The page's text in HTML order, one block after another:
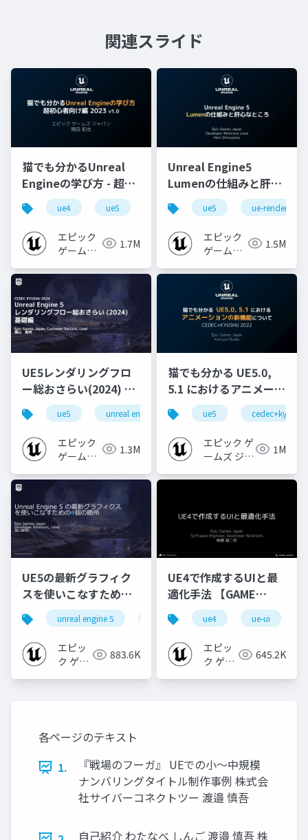
関連スライド
猫でも分かるUnreal
Engineの学び方 - 超初
心者向け編 - 2023 v1.0
ue4 ue5 ue-beginner
エピック
ゲームズ
1.7M
Unreal Engine5
Lumenの仕組みと肝心
なところ
ue5 ue-rendering
エピック
ゲームズ
1.5M
UE5レンダリングフロ
ー総おさらい(2024) 基
礎編！
[CEDEC+KYUSHU
2024]
ue5 unreal engine ue-rendering
エピック
ゲームズ
1.3M
猫でも分かる UE5.0,
5.1 におけるアニメーシ
ョンの新機能について
【CEDEC+KYUSHU
2022】
ue5 cedec+kyushu
エピック ゲ
ームズ ジャ
1M
UE5の最新グラフィク
スを使いこなすための4
個の勘所
[CEDEC+KYUSHU
2023]
unreal engine 5 cedec cedec+kyushu
エピッ
ク ゲー
883.6K
UE4で作成するUIと最
適化手法 【GAME
CREATORS
CONFERENCE '20】
ue4 ue-ui
エピッ
ク ゲー
645.2K
各ページのテキスト
1.
『戦場のフーガ』 UEでの小～中規模
ナンバリングタイトル制作事例 株式会
社サイバーコネクトツー 渡邉 慎吾
自己紹介 わたなべ しんご 渡邉 慎吾 株